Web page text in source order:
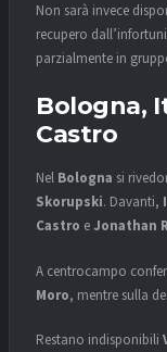
Non sarà invece
recupero
parzialmente in
Bologna,
Castro
Nel Bologna si
Skorupski. Davanti,
Castro eJonathan
A centrocampo
Moro, mentre sulla
Restano indisponibili